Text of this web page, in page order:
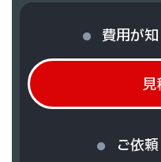
費用が
見
ご依